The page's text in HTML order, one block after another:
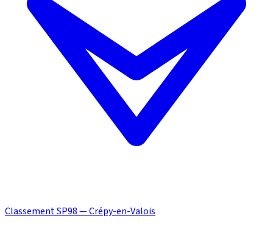
Classement SP98 — Crépy-en-Valois